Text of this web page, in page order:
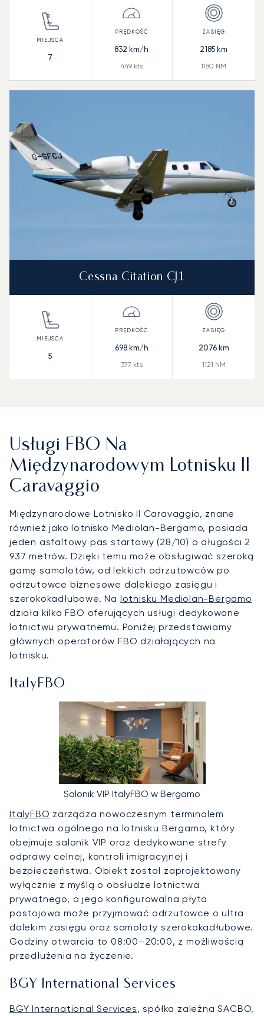
7
832 km/h
449kts
2185 km
1180 NM
Cessna Citation CJ1
5
698km/h
377 kts
2076km
1121 NM
Usługi FBO Na
Międzynarodowym Lotnisku Il
Caravaggio
Międzynarodowe Lotnisko Il Caravaggio, znane
również jako lotnisko Mediolan-Bergamo, posiada
jeden asfaltowy pas startowy (28/10) o długości 2
937 metrów. Dzięki temu może obsługiwać szeroką
gamę samolotów, od lekkich odrzutowców po
odrzutowce biznesowe dalekiego zasięgu i
szerokokadłubowe. Na lotnisku Mediolan-Bergamo
działa kilka FBO oferujących usługi dedykowane
lotnictwu prywatnemu. Poniżej przedstawiamy
głównych operatorów FBO działających na
lotnisku.
ItalyFBO
Salonik VIP ItalyFBO w Bergamo
ItalyFBO zarządza nowoczesnym terminalem
lotnictwa ogólnego na lotnisku Bergamo, który
obejmuje salonik VIP oraz dedykowane strefy
odprawy celnej, kontroli imigracyjnej i
bezpieczeństwa. Obiekt został zaprojektowany
wyłącznie z myślą o obsłudze lotnictwa
prywatnego, a jego konfigurowalna płyta
postojowa może przyjmować odrzutowce o ultra
dalekim zasięgu oraz samoloty szerokokadłubowe.
Godziny otwarcia to 08:00–20:00, z możliwością
przedłużenia na życzenie.
BGY International Services
BGY International Services, spółka zależna SACBO,